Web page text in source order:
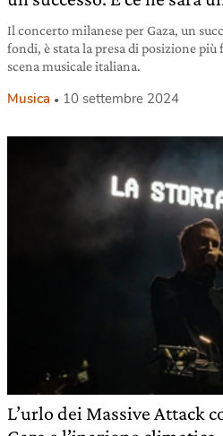
Il concerto milanese per Gaza, un
fondi, è stata la presa di posizione
scena musicale italiana.
Musica 10 settembre 2024
L’urlo dei Massive Attack